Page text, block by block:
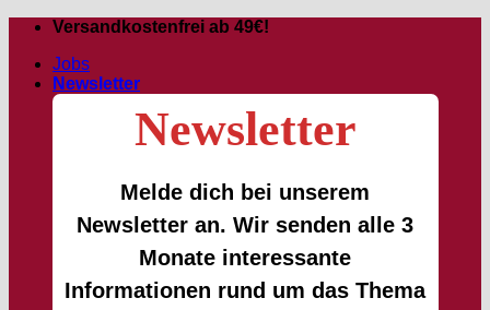
Passer
contenu
Versandkostenfrei ab 49€!
Jobs
Newsletter
Newsletter
Melde dich bei unserem
Newsletter an. Wir senden alle 3
Monate interessante
Informationen rund um das Thema